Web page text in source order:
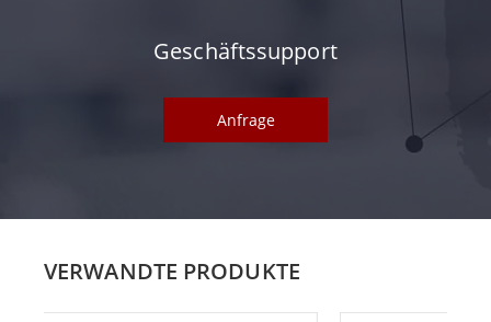
Geschäftssupport
Anfrage
VERWANDTE PRODUKTE